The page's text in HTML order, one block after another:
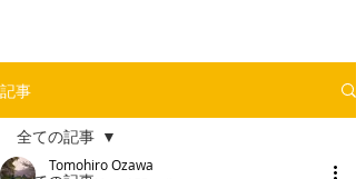
記事
全ての記事
Tomohiro Ozawa